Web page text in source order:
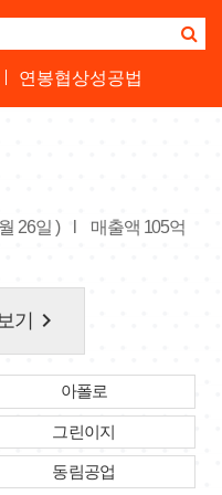
연봉협상성공법
26일 )
매출액 105억
기 keyboard_arrow_right
아폴로
그린이지
동림공업